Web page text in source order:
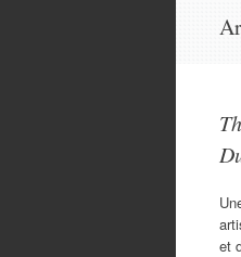
et